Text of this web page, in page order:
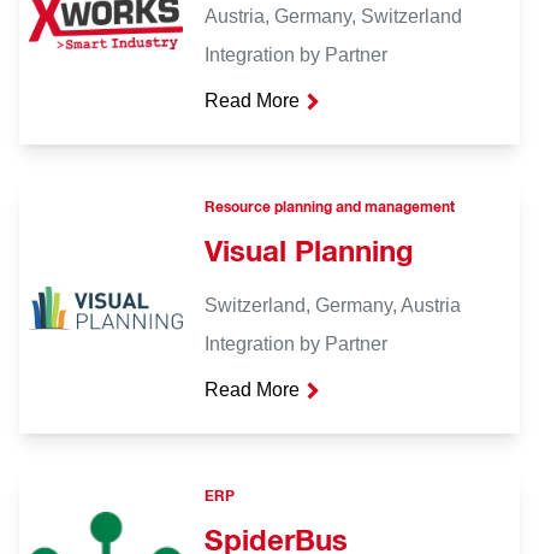
Austria, Germany, Switzerland
Integration by Partner
Read More
Resource planning and management
Visual Planning
Switzerland, Germany, Austria
Integration by Partner
Read More
ERP
SpiderBus